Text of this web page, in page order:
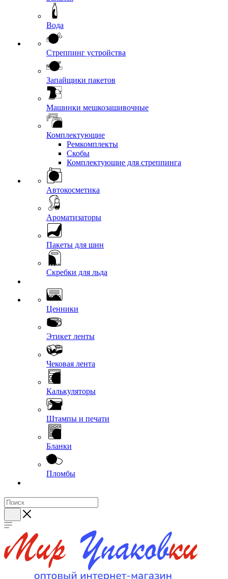
Вода
Стреппинг устройства
Запайщики пакетов
Машинки мешкозашивочные
Комплектующие
Ремкомплекты
Скобы
Комплектующие для стреппинга
Автокосметика
Ароматизаторы
Пакеты для шин
Скребки для льда
Ценники
Этикет ленты
Чековая лента
Калькуляторы
Штампы и печати
Бланки
Пломбы